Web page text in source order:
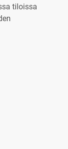
tiloissa